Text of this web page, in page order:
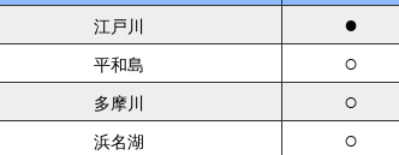
江戸川 ●
平和島 ○
多摩川 ○
浜名湖 ○